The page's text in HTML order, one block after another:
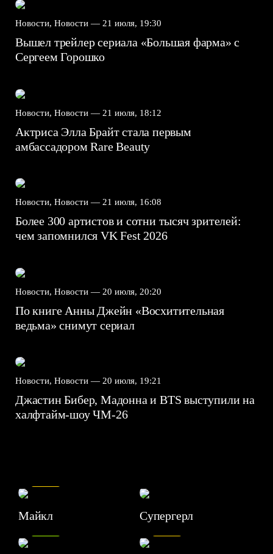
Новости, Новости — 21 июля, 19:30
Вышел трейлер сериала «Большая фарма» с
Сергеем Горошко
Новости, Новости — 21 июля, 18:12
Актриса Элла Брайт стала первым
амбассадором Rare Beauty
Новости, Новости — 21 июля, 16:08
Более 300 артистов и сотни тысяч зрителей:
чем запомнился VK Fest 2026
Новости, Новости — 20 июля, 20:20
По книге Анны Джейн «Восхитительная
ведьма» снимут сериал
Новости, Новости — 20 июля, 19:21
Джастин Бибер, Мадонна и BTS выступили на
халфтайм-шоу ЧМ-26
Майкл Супергерл
7.1